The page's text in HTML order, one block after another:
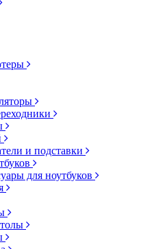
и подставки
для ноутбуков